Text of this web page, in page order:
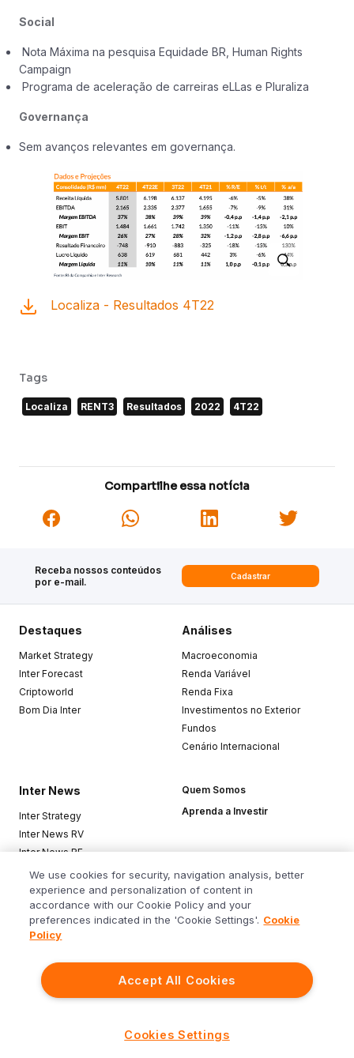
Social
Nota Máxima na pesquisa Equidade BR, Human Rights
Campaign
Programa de aceleração de carreiras eLLas e Pluraliza
Governança
Sem avanços relevantes em governança.
Localiza - Resultados 4T22
Tags
Localiza RENT3 Resultados 2022 4T22
Compartilhe essa notícia
Receba nossos conteúdos
por e-mail.
Cadastrar
Siga o Inter
Destaques
Market Strategy
Inter Forecast
Criptoworld
Bom Dia Inter
Análises
Macroeconomia
Renda Variável
Renda Fixa
Investimentos no Exterior
Fundos
Cenário Internacional
Inter News
Inter Strategy
Inter News RV
Inter News RF
Top Funds
Quem Somos
Aprenda a Investir
Baixe o app
We use cookies for security, navigation analysis, better
experience and personalization of content in
accordance with our Cookie Policy and your
preferences indicated in the 'Cookie Settings'. Cookie
Policy
Accept All Cookies
Cookies Settings